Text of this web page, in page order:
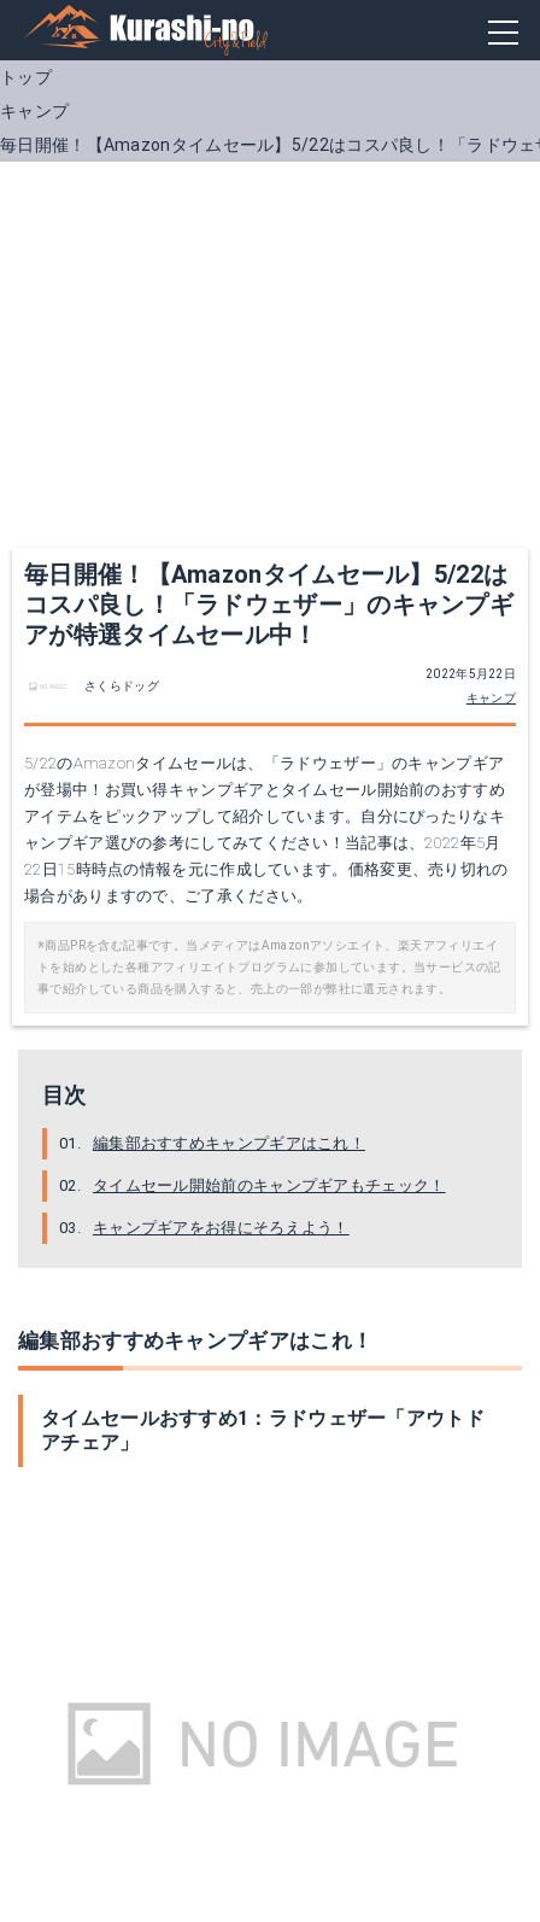
トップ
キャンプ
毎日開催！【Amazonタイムセール】5/22はコスパ良し！「ラドウ
毎日開催！【Amazonタイムセール】5/22は
コスパ良し！「ラドウェザー」のキャンプギ
アが特選タイムセール中！
2022年5月22日
キャンプ
さくらドッグ
5/22のAmazonタイムセールは、「ラドウェザー」のキャンプギア
が登場中！お買い得キャンプギアとタイムセール開始前のおすすめ
アイテムをピックアップして紹介しています。自分にぴったりなキ
ャンプギア選びの参考にしてみてください！当記事は、2022年5月
22日15時時点の情報を元に作成しています。価格変更、売り切れの
場合がありますので、ご了承ください。
※商品PRを含む記事です。当メディアはAmazonアソシエイト、楽天アフィリエイ
トを始めとした各種アフィリエイトプログラムに参加しています。当サービスの記
事で紹介している商品を購入すると、売上の一部が弊社に還元されます。
目次
編集部おすすめキャンプギアはこれ！
タイムセール開始前のキャンプギアもチェック！
キャンプギアをお得にそろえよう！
編集部おすすめキャンプギアはこれ！
タイムセールおすすめ1：ラドウェザー「アウトド
アチェア」